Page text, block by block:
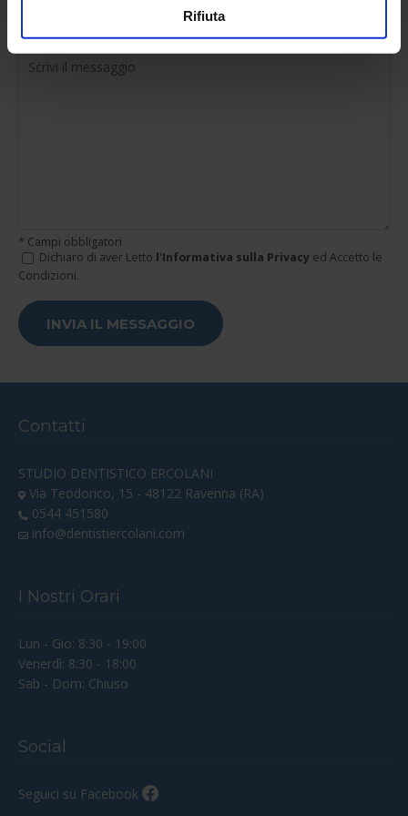
Rifiuta
* Campi obbligatori
Dichiaro di aver Letto l'Informativa sulla Privacy ed Accetto le
Condizioni.
Contatti
STUDIO DENTISTICO ERCOLANI
Via Teodorico, 15 - 48122 Ravenna (RA)
0544 451580
info@dentistiercolani.com
I Nostri Orari
Lun - Gio: 8:30 - 19:00
Venerdì: 8:30 - 18:00
Sab - Dom: Chiuso
Social
Seguici su Facebook